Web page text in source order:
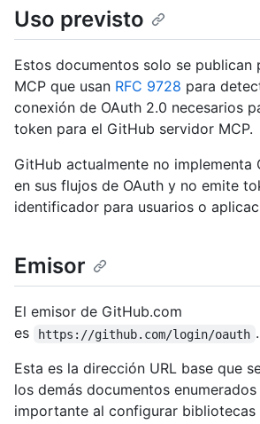
Uso previsto
Estos documentos solo se publican
MCP que usan RFC 9728 para
conexión de OAuth 2.0 necesarios
token para el GitHub servidor MCP.
GitHub actualmente no implementa
en sus flujos de OAuth y no emite
identificador para usuarios o
Emisor
El emisor de GitHub.com
es
https://github.com/login/oauth .
Esta es la dirección URL base que
los demás documentos
importante al configurar bibliotecas